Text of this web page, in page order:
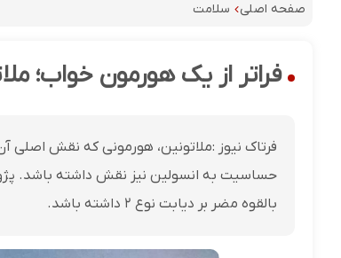
صفحه اصلی سلامت
فراتر از یک هورمون خواب؛
فرتاک نیوز :ملاتونین، هورمونی که نقش
حساسیت به انسولین نیز نقش داشته باشد.
بالقوه مضر بر دیابت نوع ۲ داشته باشد.